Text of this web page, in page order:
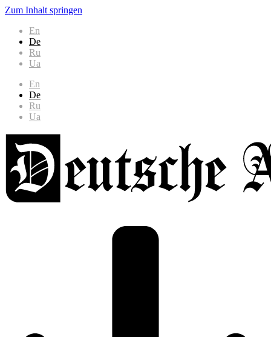
Zum Inhalt springen
En
De
Ru
Ua
En
De
Ru
Ua